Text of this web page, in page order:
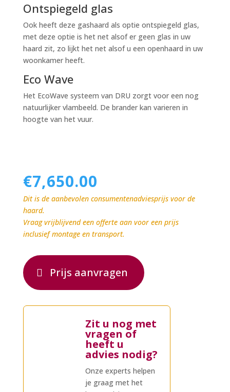
Ontspiegeld glas
Ook heeft deze gashaard als optie ontspiegeld glas,
met deze optie is het net alsof er geen glas in uw
haard zit, zo lijkt het net alsof u een openhaard in uw
woonkamer heeft.
Eco Wave
Het EcoWave systeem van DRU zorgt voor een nog
natuurlijker vlambeeld. De brander kan varieren in
hoogte van het vuur.
€7,650.00
Dit is de aanbevolen consumentenadviesprijs voor de
haard.
Vraag vrijblijvend een offerte aan voor een prijs
inclusief montage en transport.
Prijs aanvragen
Zit u nog met
vragen of
heeft u
advies nodig?
Onze experts helpen
je graag met het